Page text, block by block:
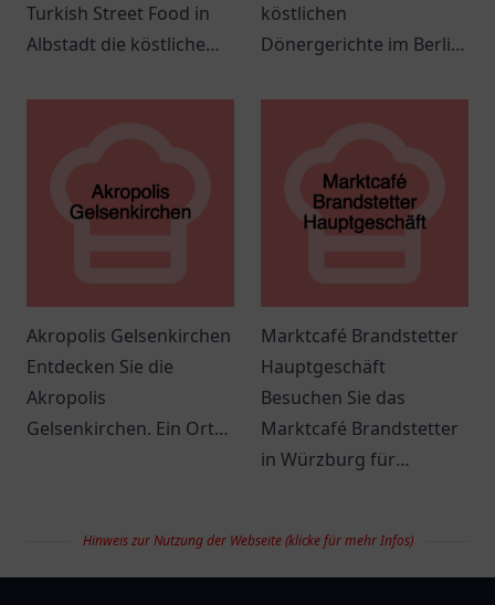
Turkish Street Food in
Albstadt die köstliche
Küche und genießen Sie
köstlichen
Dönergerichte im Berlin
Genuss für die ganze
Akropolis Gelsenkirchen
Entdecken Sie die
Akropolis
Gelsenkirchen. Ein Ort
Ihre kulinarische
Entdeckung.
Marktcafé Brandstetter
Hauptgeschäft
Besuchen Sie das
Marktcafé Brandstetter
in Würzburg für
Spezialitäten.
Hinweis zur Nutzung der Webseite (klicke für mehr Infos)